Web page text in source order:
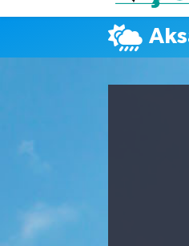
Mersin Trafik
Süper Lig Puan
Tüm Manşetler